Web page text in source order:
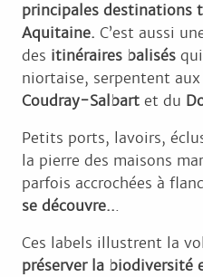
principales destinations
Aquitaine. C’est aussi
des itinéraires balisés
niortaise, serpentent
Coudray-Salbart et du
Petits ports, lavoirs,
la pierre des maisons
parfois accrochées à
se découvre...
Ces labels illustrent la
préserver la biodiversité